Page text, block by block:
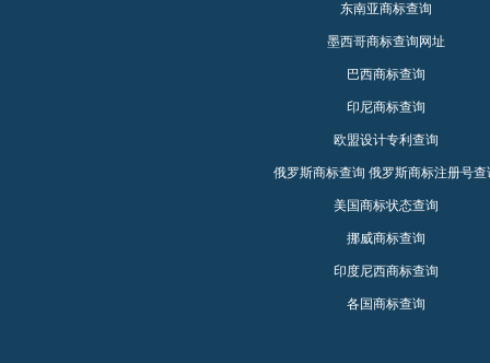
东南亚商标查询
墨西哥商标查询网址
巴西商标查询
印尼商标查询
欧盟设计专利查询
俄罗斯商标查询 俄罗斯商标注册号查
美国商标状态查询
挪威商标查询
印度尼西商标查询
各国商标查询